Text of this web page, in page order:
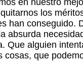
en nuestro
los
han conseguido.
absurda
Que alguien
cosas, que